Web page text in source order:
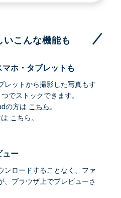
いこんな機能も
マホ・タブレットも
レットから撮影した写真もす
でストックできます。
の方は こちら。
こちら。
ュー
ンロードすることなく、ファ
、ブラウザ上でプレビューさ